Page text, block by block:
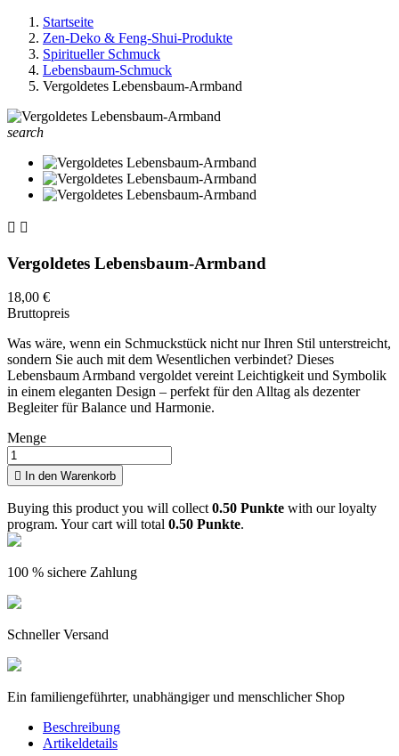
Startseite
Zen-Deko & Feng-Shui-Produkte
Spiritueller Schmuck
Lebensbaum-Schmuck
Vergoldetes Lebensbaum-Armband
search
 
Vergoldetes Lebensbaum-Armband
18,00 €
Bruttopreis
Was wäre, wenn ein Schmuckstück nicht nur Ihren Stil unterstreicht,
sondern Sie auch mit dem Wesentlichen verbindet? Dieses
Lebensbaum Armband vergoldet vereint Leichtigkeit und Symbolik
in einem eleganten Design – perfekt für den Alltag als dezenter
Begleiter für Balance und Harmonie.
Menge
 In den Warenkorb
Buying this product you will collect0.50 Punkte with our loyalty
program. Your cart will total 0.50 Punkte.
100 % sichere Zahlung
Schneller Versand
Ein familiengeführter, unabhängiger und menschlicher Shop
Beschreibung
Artikeldetails